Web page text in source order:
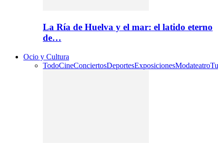
La Ría de Huelva y el mar: el latido eterno
de…
Ocio y Cultura
TodoCineConciertosDeportesExposicionesModateatro